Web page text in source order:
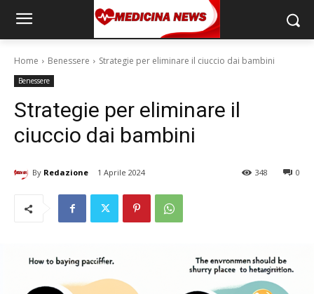
Home Benessere Strategie per eliminare il ciuccio dai bambini
Benessere
Strategie per eliminare il
ciuccio dai bambini
By Redazione 1 Aprile 2024 0
348